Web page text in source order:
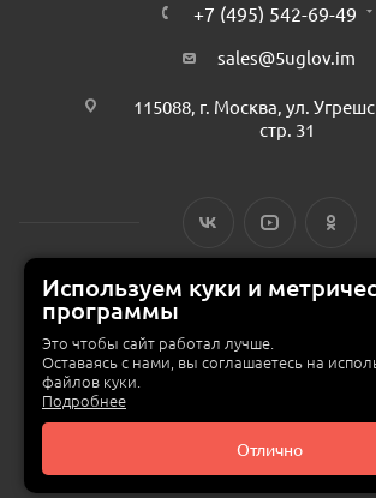
+7 (495) 542-69-49
sales@5uglov.im
115088, г. Москва, ул.
стр. 31
© 2015 — 2026 «MEBZILLA» (ex. 5UGLOV.IM) —
мебели в Москве
Используем куки и
программы
Это чтобы сайт работал лучше.
Оставаясь с нами, вы соглашаетесь на
файлов куки.
Подробнее
Отлично